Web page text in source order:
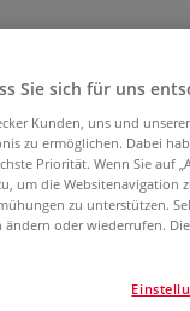
Sie sich für uns
Kunden, uns und
zu ermöglichen. Dabei
Priorität. Wenn Sie auf
um die Websitenavigation
zu unterstützen.
ändern oder wiederrufen.